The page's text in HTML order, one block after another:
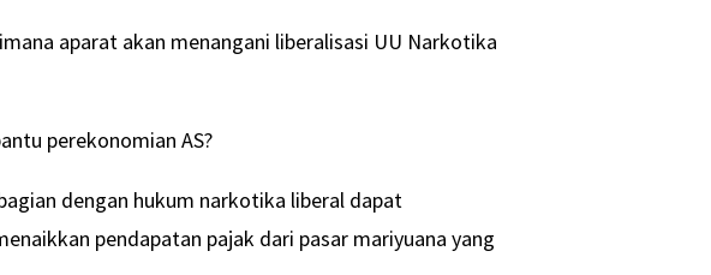
aparat akan menangani liberalisasi UU Narkotika
perekonomian AS?
dengan hukum narkotika liberal dapat
pendapatan pajak dari pasar mariyuana yang